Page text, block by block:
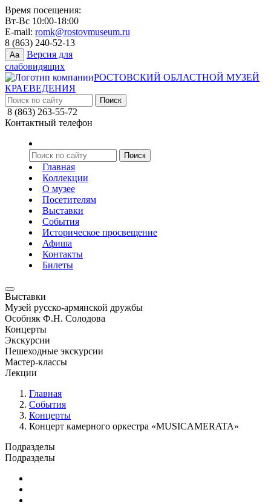
Время посещения:
Вт-Вс 10:00-18:00
E-mail: romk@rostovmuseum.ru
8 (863) 240-52-13
Aa
Версия для
слабовидящих
РОСТОВСКИЙ ОБЛАСТНОЙ МУЗЕЙ
КРАЕВЕДЕНИЯ
8 (863) 263-55-72
Контактный телефон
Главная
Коллекции
О музее
Посетителям
Выставки
События
Историческое просвещение
Афиша
Контакты
Билеты
Выставки
Музей русско-армянской дружбы
Особняк Ф.Н. Солодова
Концерты
Экскурсии
Пешеходные экскурсии
Мастер-классы
Лекции
Главная
События
Концерты
Концерт камерного оркестра «MUSICAMERATA»
Подразделы
Подразделы